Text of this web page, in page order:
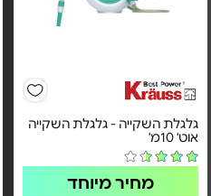
גלגלת השקייה - גלגלת השקייה
אוט' 10מ'
מחיר מיוחד